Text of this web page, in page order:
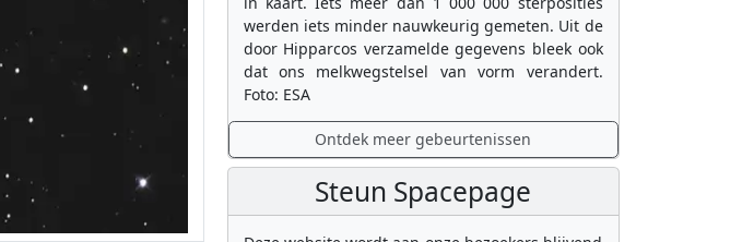
werden iets minder nauwkeurig gemeten. Uit de
door Hipparcos verzamelde gegevens bleek ook
dat ons melkwegstelsel van vorm verandert.
Foto: ESA
Ontdek meer gebeurtenissen
Steun Spacepage